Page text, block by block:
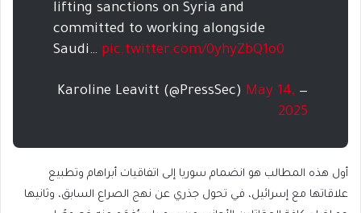
lifting sanctions on Syria and
committed to working alongside
Saudi… pic.twitter.com/0yhyZbQ1o0
— Karoline Leavitt (@PressSec)
May 14,
2025
أول هذه المطالب هو انضمام سوريا إلى اتفاقيات أبراهام وتطبيع
علاقاتها مع إسرائيل، في تحول جذري عن نهج الصراع السابق، وثانيها